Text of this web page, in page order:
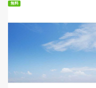
無料
無料ダウンロード